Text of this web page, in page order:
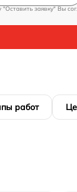
заявку" Вы
работ